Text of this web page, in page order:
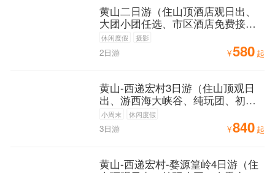
黄山二日游（住山顶酒店观日出、
大团小团任选、市区酒店免费接
送、送自助早餐）
休闲度假 摄影
¥580 起
2日游
黄山-西递宏村3日游（住山顶观日
出、游西海大峡谷、纯玩团、初到
黄山必游路线）
小周末 休闲度假
¥840 起
3日游
黄山-西递宏村-婺源篁岭4日游（住